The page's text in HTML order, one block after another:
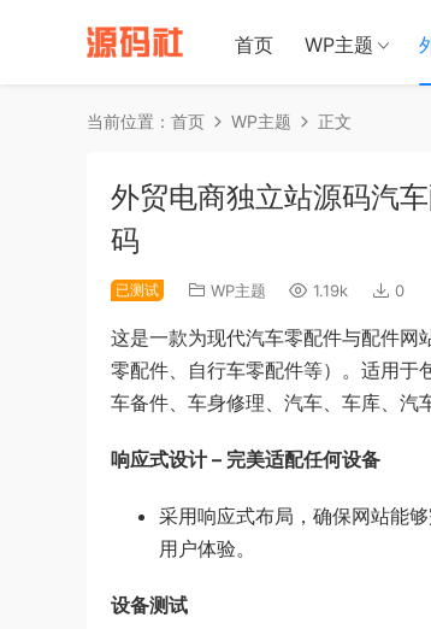
首页 WP主题
当前位置： 首页 WP主题 正文
外贸电商独立站源码汽
码
已测试 WP主题 1.19k 0
这是一款为现代汽车零配件与配件网
零配件、自行车零配件等）。适用于
车备件、车身修理、汽车、车库、汽
响应式设计 – 完美适配任何设备
采用响应式布局，确保网站能
用户体验。
设备测试